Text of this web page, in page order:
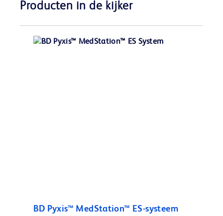
Producten in de kijker
BD Pyxis™ MedStation™ ES-systeem